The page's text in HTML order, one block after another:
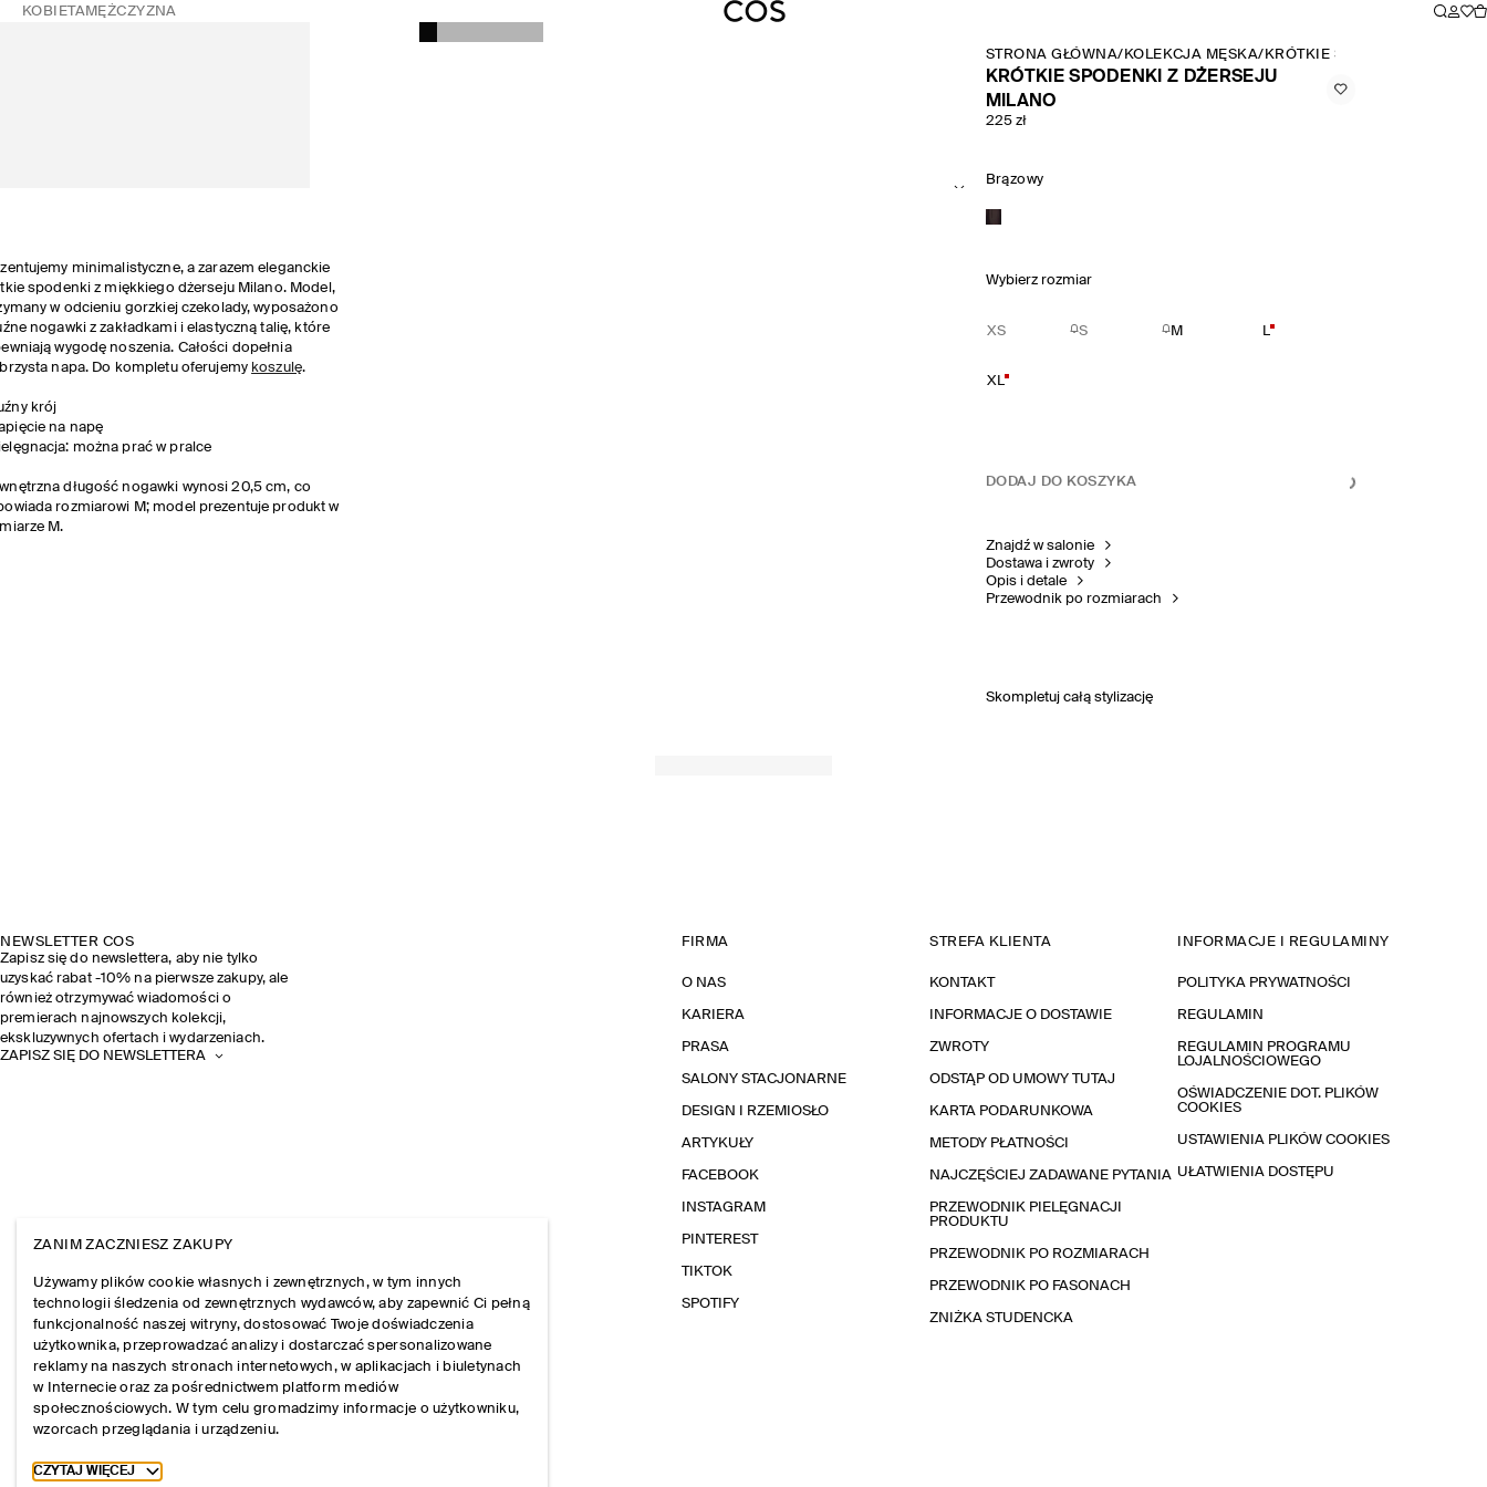
KOBIETA MĘŻCZYZNA
minimalistyczne, a zarazem eleganckie
spodenki z miękkiego dżerseju Milano. Model,
w odcieniu gorzkiej czekolady, wyposażono
nogawki z zakładkami i elastyczną talię, które
wygodę noszenia. Całości dopełnia
napa. Do kompletu oferujemy koszulę.
krój
na napę
można prać w pralce
długość nogawki wynosi 20,5 cm, co
rozmiarowi M; model prezentuje produkt w
M.
STRONA GŁÓWNA/ KOLEKCJA MĘSKA/ KRÓTKIE SPODENKI Z
KRÓTKIE SPODENKI Z DŻERSEJU
MILANO
225 zł
Brązowy
Wybierz rozmiar
XS S M L
XL
DODAJ DO KOSZYKA
Znajdź w salonie
Dostawa i zwroty
Opis i detale
Przewodnik po rozmiarach
Skompletuj całą stylizację
NEWSLETTER COS
Zapisz się do newslettera, aby nie tylko
uzyskać rabat -10% na pierwsze zakupy, ale
również otrzymywać wiadomości o
premierach najnowszych kolekcji,
ekskluzywnych ofertach i wydarzeniach.
ZAPISZ SIĘ DO NEWSLETTERA
FIRMA
O NAS
KARIERA
PRASA
SALONY STACJONARNE
DESIGN I RZEMIOSŁO
ARTYKUŁY
FACEBOOK
INSTAGRAM
PINTEREST
TIKTOK
SPOTIFY
STREFA KLIENTA
KONTAKT
INFORMACJE O DOSTAWIE
ZWROTY
ODSTĄP OD UMOWY TUTAJ
KARTA PODARUNKOWA
METODY PŁATNOŚCI
NAJCZĘŚCIEJ ZADAWANE PYTANIA
PRZEWODNIK PIELĘGNACJI
PRODUKTU
PRZEWODNIK PO ROZMIARACH
PRZEWODNIK PO FASONACH
ZNIŻKA STUDENCKA
INFORMACJE I REGULAMINY
POLITYKA PRYWATNOŚCI
REGULAMIN
REGULAMIN PROGRAMU
LOJALNOŚCIOWEGO
OŚWIADCZENIE DOT. PLIKÓW
COOKIES
USTAWIENIA PLIKÓW COOKIES
UŁATWIENIA DOSTĘPU
ZANIM ZACZNIESZ ZAKUPY
Używamy plików cookie własnych i zewnętrznych, w tym innych
technologii śledzenia od zewnętrznych wydawców, aby zapewnić Ci pełną
funkcjonalność naszej witryny, dostosować Twoje doświadczenia
użytkownika, przeprowadzać analizy i dostarczać spersonalizowane
reklamy na naszych stronach internetowych, w aplikacjach i biuletynach
w Internecie oraz za pośrednictwem platform mediów
społecznościowych. W tym celu gromadzimy informacje o użytkowniku,
wzorcach przeglądania i urządzeniu.
Toggle more cookie information
CZYTAJ WIĘCEJ